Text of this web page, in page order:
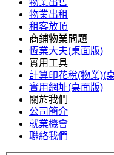
物業出售
物業出租
租客放頂
商鋪物業問題
恆業大夫(桌面版)
實用工具
計算印花稅(物業)(
實用網址(桌面版)
關於我們
公司簡介
就業機會
聯絡我們